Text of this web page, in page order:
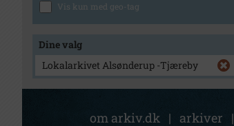
Vis kun med geo-tag
Dine valg
Lokalarkivet Alsønderup -Tjæreby
om arkiv.dk | arkiver |